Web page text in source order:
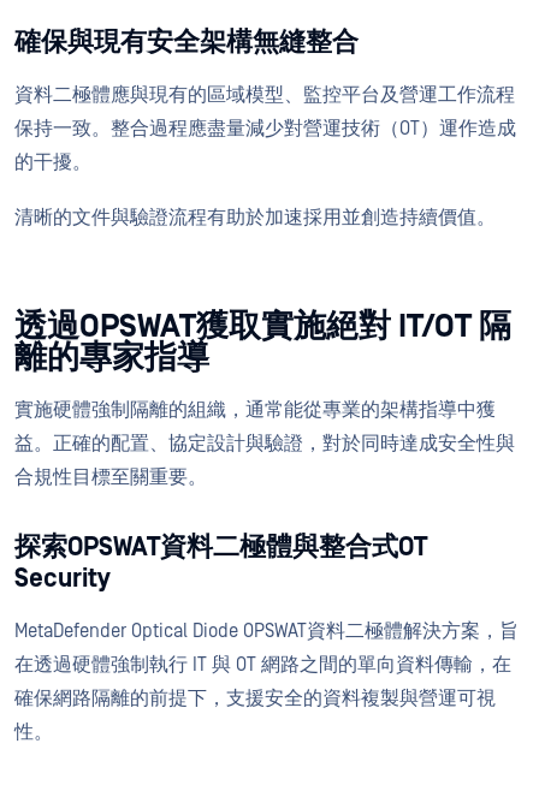
確保與現有安全架構無縫整合
資料二極體應與現有的區域模型、監控平台及營運工作流程
保持一致。整合過程應盡量減少對營運技術（OT）運作造成
的干擾。
清晰的文件與驗證流程有助於加速採用並創造持續價值。
透過OPSWAT獲取實施絕對 IT/OT 隔
離的專家指導
實施硬體強制隔離的組織，通常能從專業的架構指導中獲
益。正確的配置、協定設計與驗證，對於同時達成安全性與
合規性目標至關重要。
探索OPSWAT資料二極體與整合式OT
Security
MetaDefender Optical Diode OPSWAT資料二極體解決方案，旨
在透過硬體強制執行 IT 與 OT 網路之間的單向資料傳輸，在
確保網路隔離的前提下，支援安全的資料複製與營運可視
性。